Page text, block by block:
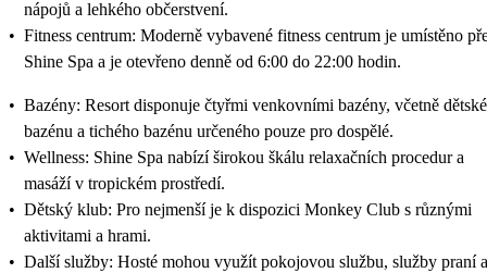
nápojů a lehkého občerstvení.
• Fitness centrum: Moderně vybavené fitness centrum je umístěno
Shine Spa a je otevřeno denně od 6:00 do 22:00 hodin.
• Bazény: Resort disponuje čtyřmi venkovními bazény, včetně
bazénu a tichého bazénu určeného pouze pro dospělé.
• Wellness: Shine Spa nabízí širokou škálu relaxačních procedur a
masáží v tropickém prostředí.
• Dětský klub: Pro nejmenší je k dispozici Monkey Club s různými
aktivitami a hrami. ​
• Další služby: Hosté mohou využít pokojovou službu, služby praní a